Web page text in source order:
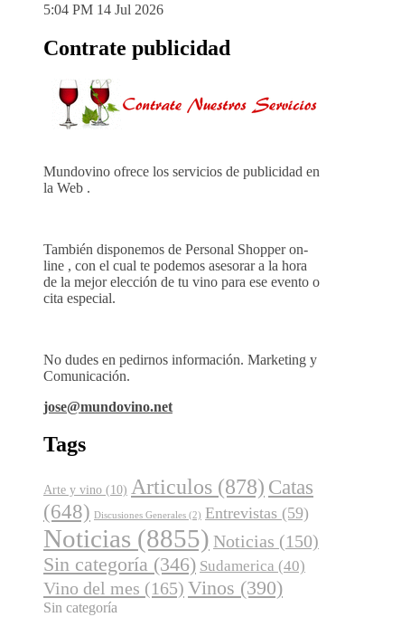
5:04 PM 14 Jul 2026
Contrate publicidad
Mundovino ofrece los servicios de publicidad en
la Web .
También disponemos de Personal Shopper on-
line , con el cual te podemos asesorar a la hora
de la mejor elección de tu vino para ese evento o
cita especial.
No dudes en pedirnos información. Marketing y
Comunicación.
jose@mundovino.net
Tags
Arte y vino (10) Articulos (878) Catas
(648) Discusiones Generales (2) Entrevistas (59)
Noticias (8855) Noticias (150)
Sin categoría (346) Sudamerica (40)
Vino del mes (165) Vinos (390)
Sin categoría